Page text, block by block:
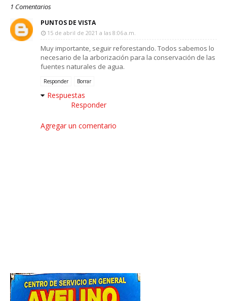
1 Comentarios
PUNTOS DE VISTA
15 de abril de 2021 a las 8:06 a.m.
Muy importante, seguir reforestando. Todos sabemos lo
necesario de la arborización para la conservación de las
fuentes naturales de agua.
Responder Borrar
Respuestas
Responder
Agregar un comentario